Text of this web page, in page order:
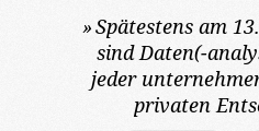
»Spätestens am
sind Daten(-
jeder
privaten